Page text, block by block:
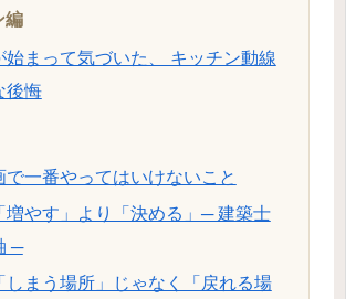
編
始まって気づいた、 キッチン動線
後悔
で一番やってはいけないこと
増やす」より「決める」─ 建築士
─
しまう場所」じゃなく「戻れる場